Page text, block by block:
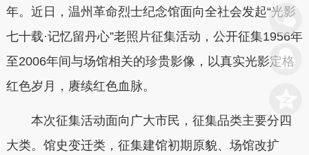
年。近日，温州革命烈士纪念馆面向全社会发起“光影
七十载·记忆留丹心”老照片征集活动，公开征集1956年
至2006年间与场馆相关的珍贵影像，以真实光影定格
红色岁月，赓续红色血脉。
本次征集活动面向广大市民，征集品类主要分四
大类。馆史变迁类，征集建馆初期原貌、场馆改扩